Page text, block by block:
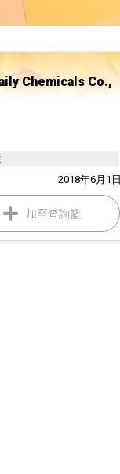
Chemicals Co.,
2018年6月1日
加至查詢籃